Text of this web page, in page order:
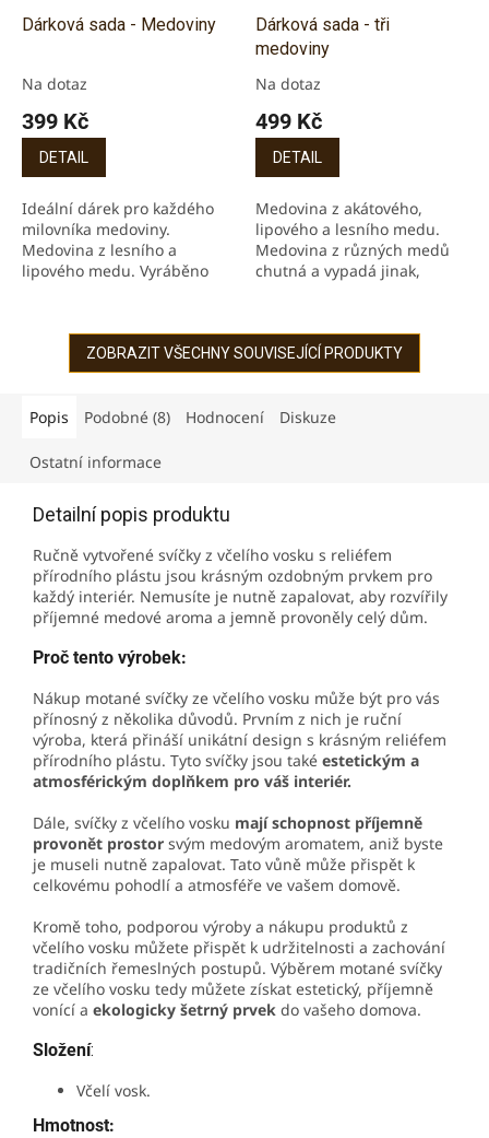
Dárková sada - Medoviny
Průměrné
produktu
5,0
5
hvězdiček.
Na dotaz
399 Kč
DETAIL
Ideální dárek pro každého
milovníka medoviny.
Medovina z lesního a
lipového medu. Vyráběno
Dárková sada - tři
medoviny
Průměrné
produktu
5,0
5
hvězdiček.
Na dotaz
499 Kč
DETAIL
Medovina z akátového,
lipového a lesního medu.
Medovina z různých medů
chutná a vypadá jinak,
v České republice
ZOBRAZIT VŠECHNY SOUVISEJÍCÍ PRODUKTY
Popis Podobné (8) Hodnocení Diskuze
Ostatní informace
Detailní popis produktu
Ručně vytvořené svíčky z včelího vosku s reliéfem
přírodního plástu jsou krásným ozdobným prvkem pro
každý interiér. Nemusíte je nutně zapalovat, aby rozvířily
příjemné medové aroma a jemně provoněly celý dům.
Proč tento výrobek:
Nákup motané svíčky ze včelího vosku může být pro vás
přínosný z několika důvodů. Prvním z nich je ruční
výroba, která přináší unikátní design s krásným reliéfem
přírodního plástu. Tyto svíčky jsou také estetickým a
atmosférickým doplňkem pro váš interiér.
Dále, svíčky z včelího vosku mají schopnost příjemně
provonět prostor svým medovým aromatem, aniž byste
je museli nutně zapalovat. Tato vůně může přispět k
celkovému pohodlí a atmosféře ve vašem domově.
Kromě toho, podporou výroby a nákupu produktů z
včelího vosku můžete přispět k udržitelnosti a zachování
tradičních řemeslných postupů. Výběrem motané svíčky
ze včelího vosku tedy můžete získat estetický, příjemně
vonící a ekologicky šetrný prvek do vašeho domova.
Složení:
Včelí vosk.
Hmotnost: